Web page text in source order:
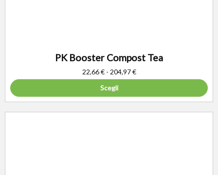
PK Booster Compost Tea
22,66€ - 204,97€
Scegli